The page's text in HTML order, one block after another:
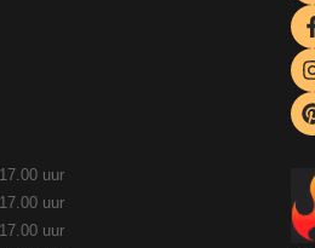
uur
uur
uur